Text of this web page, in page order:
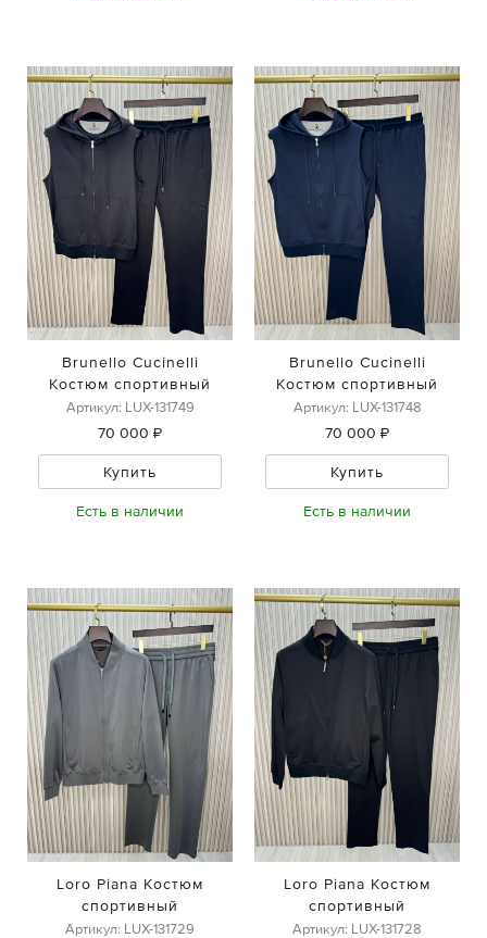
Brunello Cucinelli
Костюм спортивный
Артикул: LUX-131749
70 000 ₽
Купить
Есть в наличии
Brunello Cucinelli
Костюм спортивный
Артикул: LUX-131748
70 000 ₽
Купить
Есть в наличии
Loro Piana Костюм
спортивный
Артикул: LUX-131729
Loro Piana Костюм
спортивный
Артикул: LUX-131728